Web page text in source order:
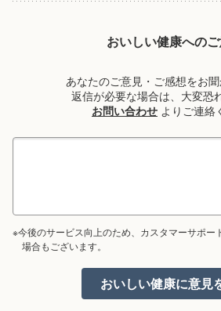
おいしい健康への
あなたのご意見・ご感想をお
返信が必要な場合は、大変恐
お問い合わせ よりご連絡
※今後のサービス向上のため、カスタマーサポー
場合もございます。